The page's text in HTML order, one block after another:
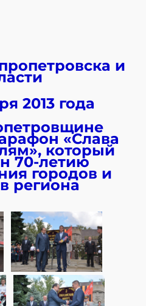
и
2013 года
«Слава
который
70-летию
городов и
региона